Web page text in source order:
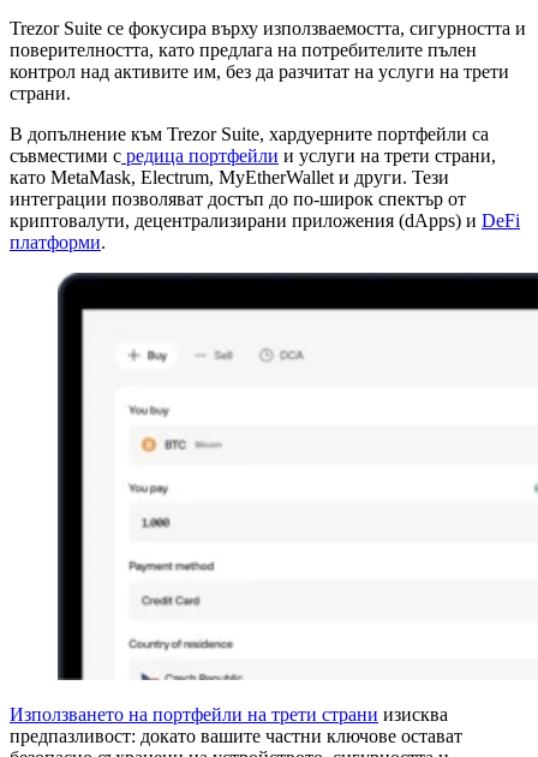
Trezor Suite се фокусира върху използваемостта, сигурността и
поверителността, като предлага на потребителите пълен
контрол над активите им, без да разчитат на услуги на трети
страни.
В допълнение към Trezor Suite, хардуерните портфейли са
съвместими с редица портфейли и услуги на трети страни,
като MetaMask, Electrum, MyEtherWallet и други. Тези
интеграции позволяват достъп до по-широк спектър от
криптовалути, децентрализирани приложения (dApps) и DeFi
платформи.
Използването на портфейли на трети страни изисква
предпазливост: докато вашите частни ключове остават